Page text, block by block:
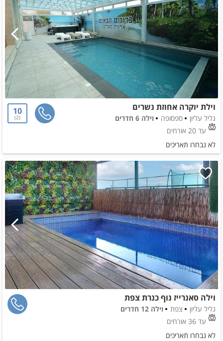
וילת יוקרה אחוזת נשרים
גליל עליון ספסופה
וילה 6 חדרים
עד 20 אורחים
10
2
לא נבחרו תאריכים
וילה סאנרייז נוף כנרת צפת
גליל עליון צפת
וילה 12 חדרים
עד 36 אורחים
לא נבחרו תאריכים